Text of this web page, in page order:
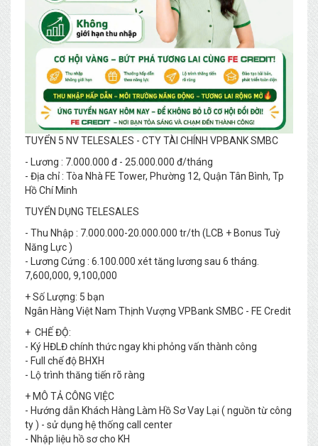
TUYỂN 5 NV TELESALES - CTY TÀI CHÍNH VPBANK SMBC
- Lương : 7.000.000 đ - 25.000.000 đ/tháng
- Địa chỉ : Tòa Nhà FE Tower, Phường 12, Quận Tân Bình, Tp
Hồ Chí Minh
TUYỂN DỤNG TELESALES
- Thu Nhập : 7.000.000-20.000.000 tr/th (LCB + Bonus Tuỳ
Năng Lực )
- Lương Cứng : 6.100.000 xét tăng lương sau 6 tháng.
7,600,000, 9,100,000
+ Số Lượng: 5 bạn
Ngân Hàng Việt Nam Thịnh Vượng VPBank SMBC - FE Credit
+ CHẾ ĐỘ:
- Ký HĐLĐ chính thức ngay khi phỏng vấn thành công
- Full chế độ BHXH
- Lộ trình thăng tiến rõ ràng
+ MÔ TẢ CÔNG VIỆC
- Hướng dẫn Khách Hàng Làm Hồ Sơ Vay Lại ( nguồn từ công
ty ) - sử dụng hệ thống call center
- Nhập liệu hồ sơ cho KH